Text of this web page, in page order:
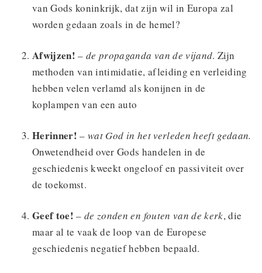
van Gods koninkrijk, dat zijn wil in Europa zal
worden gedaan zoals in de hemel?
Afwijzen! –de propaganda van de vijand. Zijn
methoden van intimidatie, afleiding en verleiding
hebben velen verlamd als konijnen in de
koplampen van een auto
Herinner!–wat God in het verleden heeft gedaan.
Onwetendheid over Gods handelen in de
geschiedenis kweekt ongeloof en passiviteit over
de toekomst.
Geef toe! –de zonden en fouten van de kerk, die
maar al te vaak de loop van de Europese
geschiedenis negatief hebben bepaald.